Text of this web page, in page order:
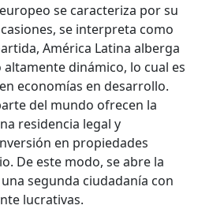
se caracteriza por su
se interpreta como
América Latina alberga
dinámico, lo cual es
economías en desarrollo.
del mundo ofrecen la
residencia legal y
en propiedades
De este modo, se abre la
segunda ciudadanía con
lucrativas.